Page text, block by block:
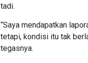
tadi.
“Saya mendapatkan
tetapi, kondisi itu tak
tegasnya.